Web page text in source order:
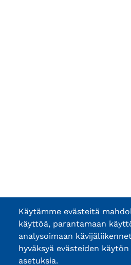
Käytämme evästeitä
käyttöä, parantamaan
analysoimaan
hyväksyä evästeiden
asetuksia.